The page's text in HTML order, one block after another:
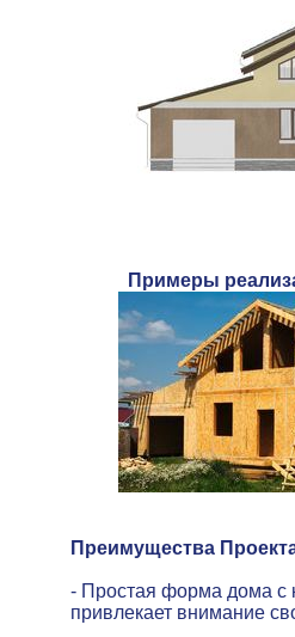
Примеры
Преимущества
- Простая форма дома с
привлекает внимание